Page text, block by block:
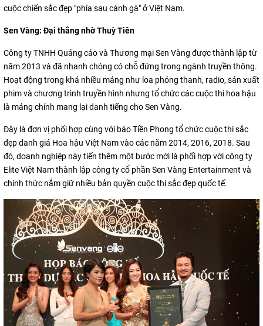
cuộc chiến sắc đẹp "phía sau cánh gà" ở Việt Nam.
Sen Vàng: Đại thắng nhờ Thuỳ Tiên
Công ty TNHH Quảng cáo và Thương mại Sen Vàng được thành lập từ
năm 2013 và đã nhanh chóng có chỗ đứng trong ngành truyền thông.
Hoạt động trong khá nhiều mảng như loa phóng thanh, radio, sản xuất
phim và chương trình truyền hình nhưng tổ chức các cuộc thi hoa hậu
là mảng chính mang lại danh tiếng cho Sen Vàng.
Đây là đơn vị phối hợp cùng với báo Tiền Phong tổ chức cuộc thi sắc
đẹp danh giá Hoa hậu Việt Nam vào các năm 2014, 2016, 2018. Sau
đó, doanh nghiệp này tiến thêm một bước mới là phối hợp với công ty
Elite Việt Nam thành lập công ty cổ phần Sen Vàng Entertainment và
chính thức nắm giữ nhiều bản quyền cuộc thi sắc đẹp quốc tế.